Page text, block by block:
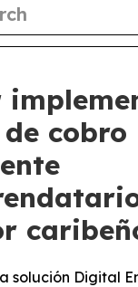
cobro
solución Digital